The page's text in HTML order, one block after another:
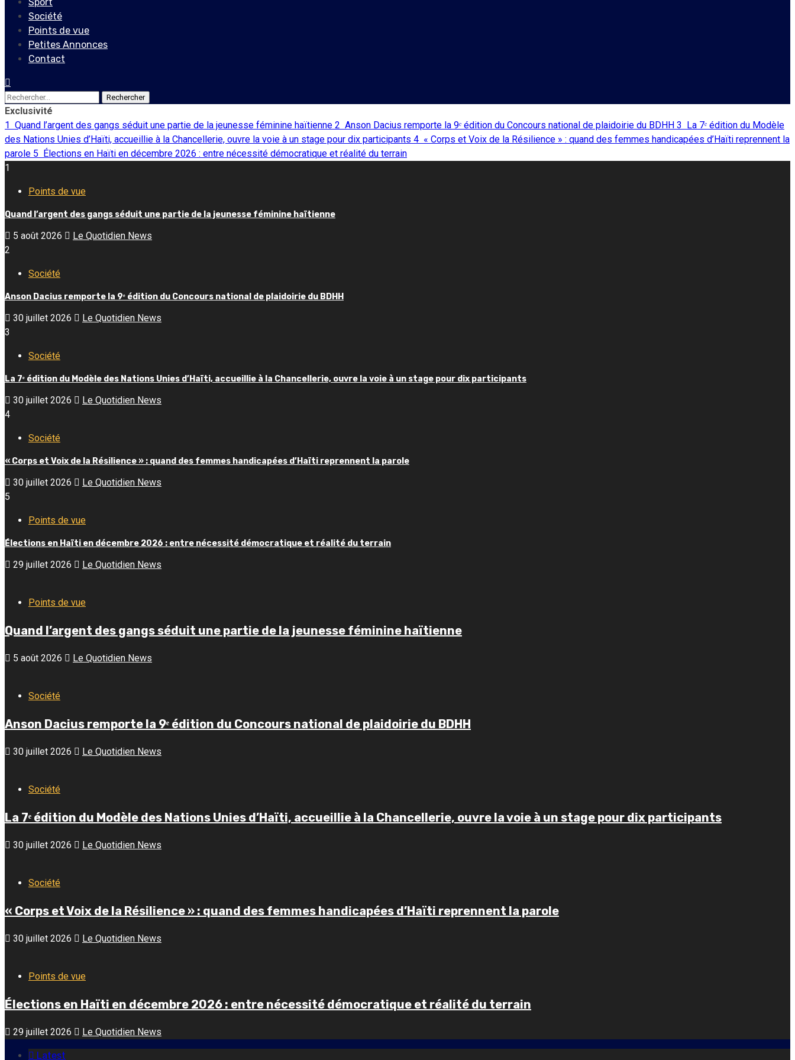
Société
Points de vue
Petites Annonces
Contact
Rechercher :
Exclusivité
1 Quand l’argent des gangs séduit une partie de la jeunesse féminine haïtienne 2 Anson Dacius remporte la 9ᵉ édition du Concours national de plaidoirie du BDHH 3 La 7ᵉ édition du Modèle
des Nations Unies d’Haïti, accueillie à la Chancellerie, ouvre la voie à un stage pour dix participants 4 « Corps et Voix de la Résilience » : quand des femmes handicapées d’Haïti reprennent la
parole 5 Élections en Haïti en décembre 2026 : entre nécessité démocratique et réalité du terrain
1
Points de vue
Quand l’argent des gangs séduit une partie de la jeunesse féminine haïtienne
5 août 2026
Le Quotidien News
2
Société
Anson Dacius remporte la 9ᵉ édition du Concours national de plaidoirie du BDHH
30 juillet 2026
Le Quotidien News
3
Société
La 7ᵉ édition du Modèle des Nations Unies d’Haïti, accueillie à la Chancellerie, ouvre la voie à un stage pour dix participants
30 juillet 2026
Le Quotidien News
4
Société
« Corps et Voix de la Résilience » : quand des femmes handicapées d’Haïti reprennent la parole
30 juillet 2026
Le Quotidien News
5
Points de vue
Élections en Haïti en décembre 2026 : entre nécessité démocratique et réalité du terrain
29 juillet 2026 Le Quotidien News
Points de vue
Quand l’argent des gangs séduit une partie de la jeunesse féminine haïtienne
5 août 2026 Le Quotidien News
Société
Anson Dacius remporte la 9ᵉ édition du Concours national de plaidoirie du BDHH
30 juillet 2026 Le Quotidien News
Société
La 7ᵉ édition du Modèle des Nations Unies d’Haïti, accueillie à la Chancellerie, ouvre la voie à un stage pour dix participants
30 juillet 2026 Le Quotidien News
Société
« Corps et Voix de la Résilience » : quand des femmes handicapées d’Haïti reprennent la parole
30 juillet 2026 Le Quotidien News
Points de vue
Élections en Haïti en décembre 2026 : entre nécessité démocratique et réalité du terrain
29 juillet 2026 Le Quotidien News
Latest